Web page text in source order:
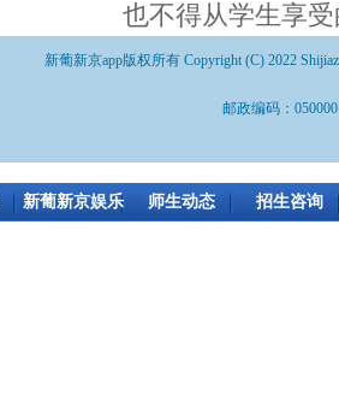
也不得从学生享
新葡新京app版权所有 Copyright (C) 2022
邮政编码：
新葡新京娱乐 师生动态 招生咨询